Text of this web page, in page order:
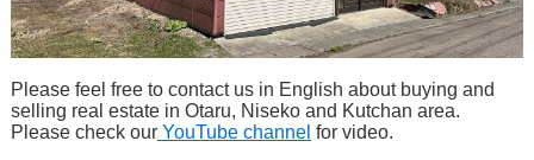
Please feel free to contact us in English about buying and
selling real estate in Otaru, Niseko and Kutchan area.
Please check ourYouTube channel for video.